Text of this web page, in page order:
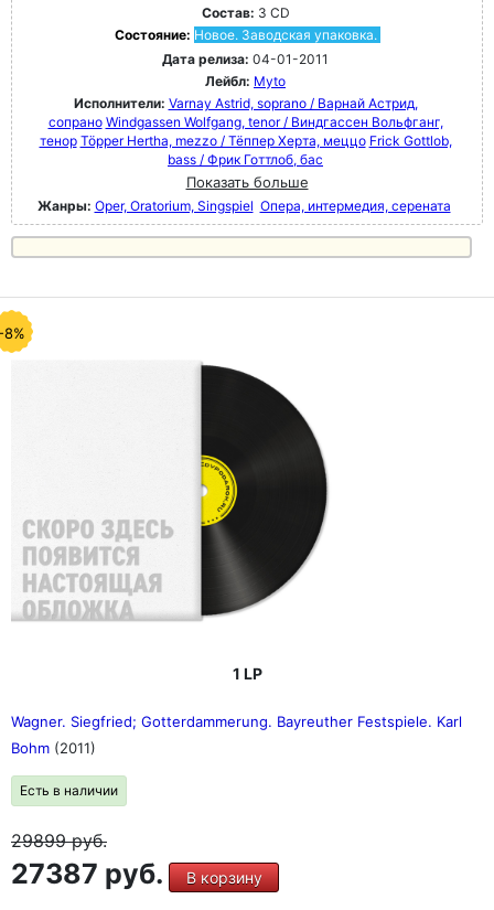
Состав: 3 CD
Состояние: Новое. Заводская упаковка.
Дата релиза: 04-01-2011
Лейбл: Myto
Исполнители: Varnay Astrid, soprano / Варнай Астрид,
сопрано Windgassen Wolfgang, tenor / Виндгассен Вольфганг,
тенор Töpper Hertha, mezzo / Тёппер Херта, меццо Frick Gottlob,
bass / Фрик Готтлоб, бас
Показать больше
Жанры: Oper, Oratorium, Singspiel Опера, интермедия, серената
8%
1 LP
Wagner. Siegfried; Gotterdammerung. Bayreuther Festspiele. Karl
Bohm (2011)
Есть в наличии
29899руб.
27387 руб. В корзину